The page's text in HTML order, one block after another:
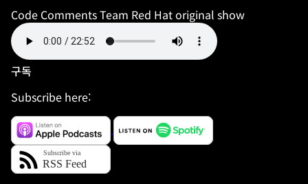
Code Comments Team Red Hat original show
구독
Subscribe here: